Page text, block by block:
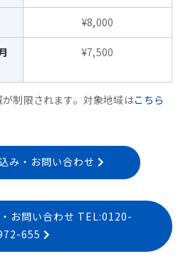
¥8,000
¥7,500
制限されます。対象地域はこちら
み・お問い合わせ
お問い合わせ TEL:0120-
655